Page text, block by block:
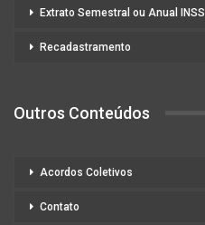
Extrato Semestral ou Anual INSS
Recadastramento
Outros Conteúdos
Acordos Coletivos
Contato